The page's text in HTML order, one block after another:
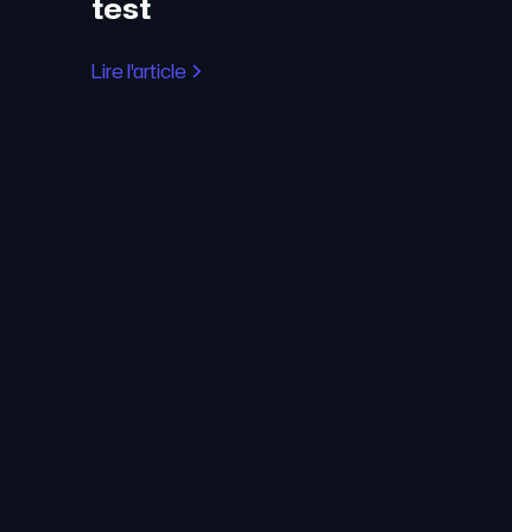
test
Lire l'article